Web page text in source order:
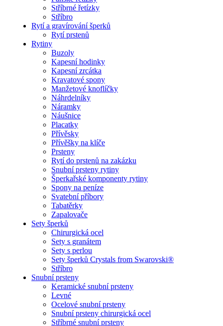
Stříbrné řetízky
Stříbro
Rytí a gravírování šperků
Rytí prstenů
Rytiny
Buzoly
Kapesní hodinky
Kapesní zrcátka
Kravatové spony
Manžetové knoflíčky
Náhrdelníky
Náramky
Náušnice
Placatky
Přívěsky
Přívěšky na klíče
Prsteny
Rytí do prstenů na zakázku
Snubní prsteny rytiny
Šperkařské komponenty rytiny
Spony na peníze
Svatební příbory
Tabatěrky
Zapalovače
Sety šperků
Chirurgická ocel
Sety s granátem
Sety s perlou
Sety šperků Crystals from Swarovski®
Stříbro
Snubní prsteny
Keramické snubní prsteny
Levné
Ocelové snubní prsteny
Snubní prsteny chirurgická ocel
Stříbrné snubní prsteny